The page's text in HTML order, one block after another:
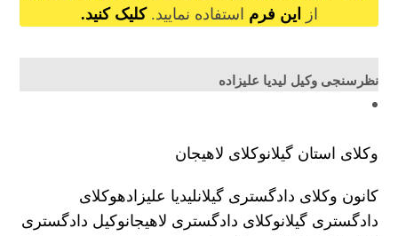
از
این فرم استفاده نمایید. کلیک کنید.
نظرسنجی وکیل لیدیا علیزاده
وکلای استان گیلانوکلای لاهیجان
کانون وکلای دادگستری گیلانلیدیا علیزادهوکلای
دادگستری گیلانوکلای دادگستری لاهیجانوکیل دادگستری